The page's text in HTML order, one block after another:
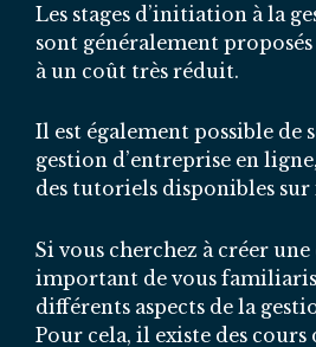
Les stages d’initiation à la
sont généralement
à un coût très réduit.
Il est également possible de
gestion d’entreprise en
des tutoriels disponibles
Si vous cherchez à créer
important de vous
différents aspects de la
Pour cela, il existe des